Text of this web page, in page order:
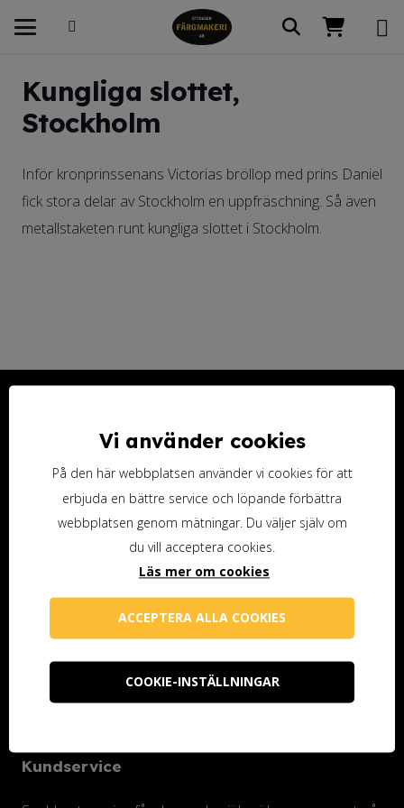
Kungliga slottet,
Stockholm
Inför kronprinssenans Victorias bröllop med prins Daniel
fick stora delar av Stockholm en uppfräschning. Så även
metallstaketen runt kungliga slottet i Stockholm.
Ottosson Färgmakeri AB
Kontoristgatan 10
247 70 Genarp
Telefon (butiken): 040-48 25 74
info@ottossonfarg.com
Öppettider butiken
Måndag 10.00-18.00
Tisdag-fredag 10.00-16.00
Lunchstängt varje dag 12.00-13.00
Kundservice
Vi använder cookies
På den här webbplatsen använder vi cookies för att
erbjuda en bättre service och löpande förbättra
webbplatsen genom mätningar. Du väljer själv om
du vill acceptera cookies.
Läs mer om cookies
ACCEPTERA ALLA COOKIES
COOKIE-INSTÄLLNINGAR